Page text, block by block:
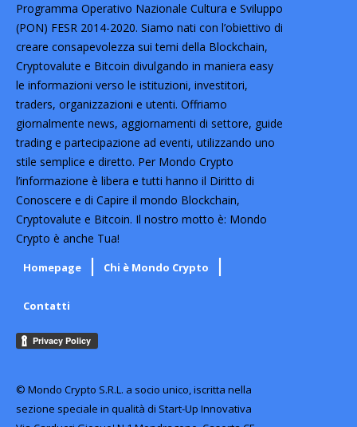
Programma Operativo Nazionale Cultura e Sviluppo
(PON) FESR 2014-2020. Siamo nati con l’obiettivo di
creare consapevolezza sui temi della Blockchain,
Cryptovalute e Bitcoin divulgando in maniera easy
le informazioni verso le istituzioni, investitori,
traders, organizzazioni e utenti. Offriamo
giornalmente news, aggiornamenti di settore, guide
trading e partecipazione ad eventi, utilizzando uno
stile semplice e diretto. Per Mondo Crypto
l’informazione è libera e tutti hanno il Diritto di
Conoscere e di Capire il mondo Blockchain,
Cryptovalute e Bitcoin. Il nostro motto è: Mondo
Crypto è anche Tua!
Homepage Chi è Mondo Crypto
Contatti
© Mondo Crypto S.R.L. a socio unico, iscritta nella
sezione speciale in qualità di Start-Up Innovativa